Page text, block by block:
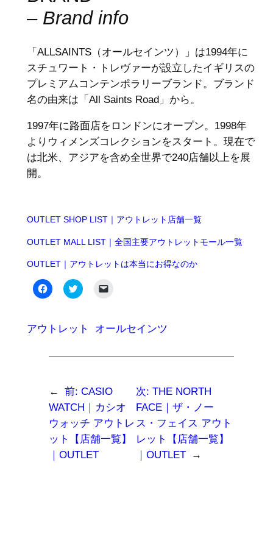
– Brand info
「ALLSAINTS（オールセインツ）」は1994年に
スチュワート・トレヴァーが設立したイギリスの
プレミアムコンテンポラリーブランド。ブランド
名の由来は「All Saints Road」から。
1997年に路面店をロンドンにオープン。1998年
よりウィメンズコレクションをスタート。現在で
は北米、アジアを含め全世界で240店舗以上を展
開。
OUTLET SHOP LIST｜アウトレット店舗一覧
OUTLET MALL LIST｜全国主要アウトレットモール一覧
OUTLET｜アウトレットは本当にお得なのか
Facebook
で
る
に
リ
て
く
だ
さ
い
(新
し
い
ウ
ィ
ク
リ
て
Twitter
有
ウ
ィ
ン
ド
ウ
で
開
き
ま
す)
て
友
メ
リ
ン
ク
を
送
信
(新
し
アウトレット オールセインツ
← 前: CASIO
WATCH｜カシオ
ウォッチ アウトレ
ット【店舗一覧】
｜OUTLET
次:THE NORTH
FACE｜ザ・ノー
ス・フェイス アウト
レット【店舗一覧】
｜OUTLET
→